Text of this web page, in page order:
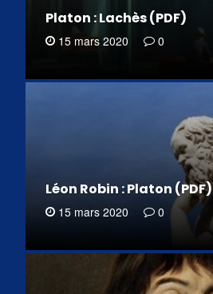
Platon : Lachès (PDF)
15 mars 2020 0
Léon Robin : Platon (PDF)
15 mars 2020 0